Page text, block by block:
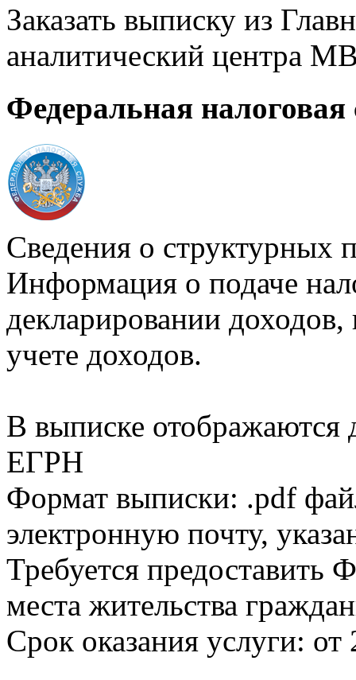
Заказать выписку из
аналитический центра
Федеральная налоговая
Сведения о структурных
Информация о подаче
декларировании доходов,
учете доходов.
В выписке
ЕГРН
Формат выписки: .pdf
электронную почту,
Требуется
места жительства
Срок оказания услуги: от